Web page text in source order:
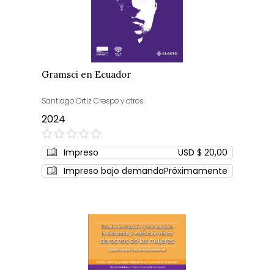
Gramsci en Ecuador
Santiago Ortiz Crespo y otros
2024
0%
Impreso
USD $ 20,00
Impreso bajo demandaPróximamente